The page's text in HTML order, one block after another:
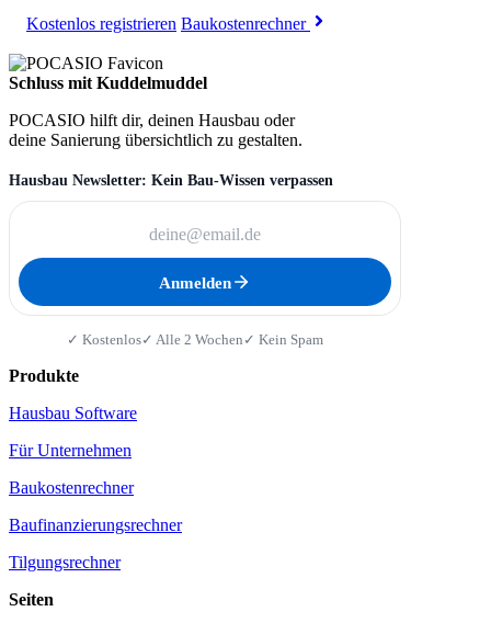
Kostenlos registrieren Baukostenrechner
Schluss mit Kuddelmuddel
POCASIO hilft dir, deinen Hausbau oder
deine Sanierung übersichtlich zu gestalten.
Hausbau Newsletter: Kein Bau-Wissen verpassen
Anmelden
✓ Kostenlos✓ Alle 2 Wochen ✓ Kein Spam
Produkte
Hausbau Software
Für Unternehmen
Baukostenrechner
Baufinanzierungsrechner
Tilgungsrechner
Seiten